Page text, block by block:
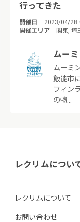
行ってきた
開催日
2023/04/28
開催エリア
関東, 埼
ムー
ムーミ
飯能市
フィン
の物…
レクリムについ
レクリムについて
お問い合わせ